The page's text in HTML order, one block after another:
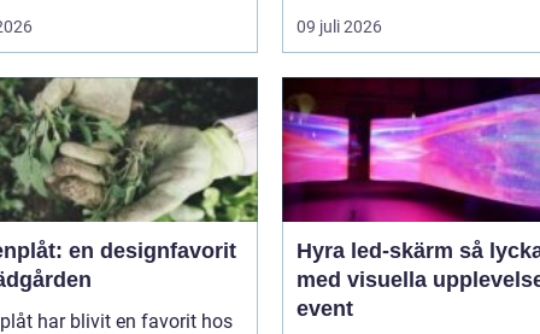
09 juli 2026
en designfavorit
har blivit en favorit hos
Hyra led-skärm så lyckas du
med visuella
event